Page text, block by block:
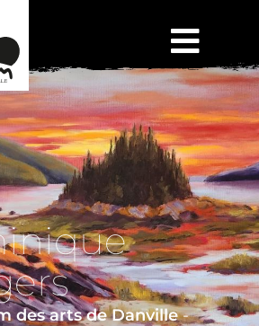
des arts de Danville-